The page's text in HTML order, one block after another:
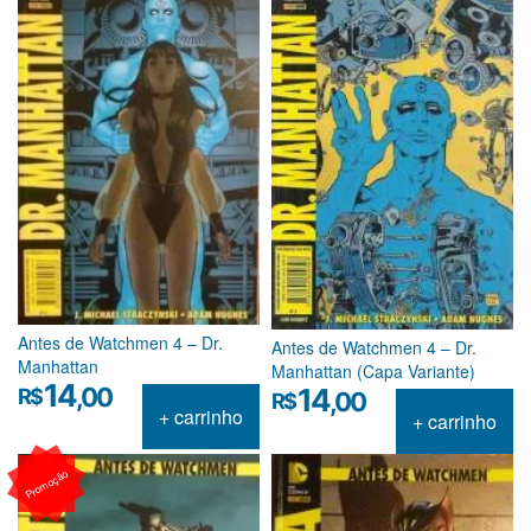
Antes de Watchmen 4 – Dr.
Manhattan
R$14,00
+ carrinho
Antes de Watchmen 4 – Dr.
Manhattan (Capa Variante)
R$14,00
+ carrinho
Promoção